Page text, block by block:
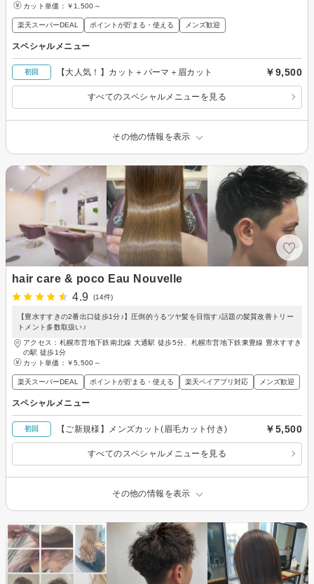
カット単価： ￥1,500～
楽天スーパーDEAL ポイントが貯まる・使える メンズ歓迎
スペシャルメニュー
初回 【大人気！】カット＋パーマ＋眉カット ￥9,500
すべてのスペシャルメニューを見る
その他の情報を表示
hair care & poco Eau Nouvelle
4.9
(14件)
【豊水すすきの2番出口徒歩1分♪】圧倒的うるツヤ髪を目指す♪話題の髪質改善トリー
トメント多数取扱い♪
アクセス：札幌市営地下鉄南北線 大通駅 徒歩5分、札幌市営地下鉄東豊線 豊水すすき
の駅 徒歩1分
カット単価： ￥5,500～
楽天スーパーDEAL ポイントが貯まる・使える 楽天ペイアプリ対応 メンズ歓迎
スペシャルメニュー
初回 【ご新規様】メンズカット(眉毛カット付き) ￥5,500
すべてのスペシャルメニューを見る
その他の情報を表示